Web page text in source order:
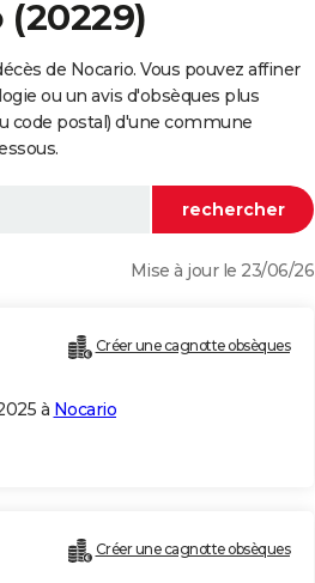
de Nocario. Vous pouvez affiner
ou un avis d'obsèques plus
code postal) d'une commune
Mise à jour le 23/06/26
Créer une cagnotte obsèques
à Nocario
Créer une cagnotte obsèques